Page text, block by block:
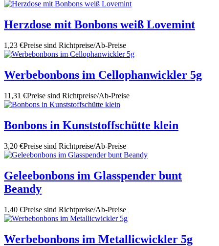
Herzdose mit Bonbons weiß Lovemint
1,23 €Preise sind Richtpreise/Ab-Preise
Werbebonbons im Cellophanwickler 5g
11,31 €Preise sind Richtpreise/Ab-Preise
Bonbons in Kunststoffschütte klein
3,20 €Preise sind Richtpreise/Ab-Preise
Geleebonbons im Glasspender bunt
Beandy
1,40 €Preise sind Richtpreise/Ab-Preise
Werbebonbons im Metallicwickler 5g